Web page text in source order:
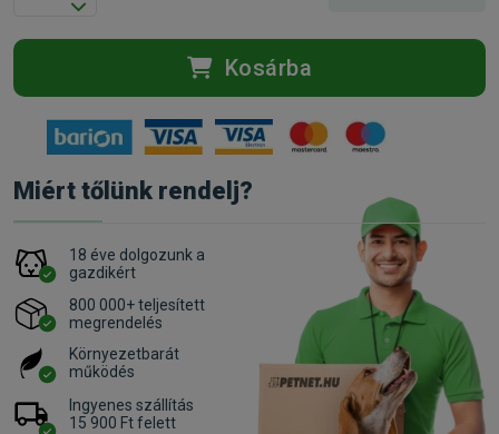
Kosárba
Miért tőlünk rendelj?
18 éve dolgozunk a
gazdikért
800 000+ teljesített
megrendelés
Környezetbarát
működés
Ingyenes szállítás
15 900 Ft felett